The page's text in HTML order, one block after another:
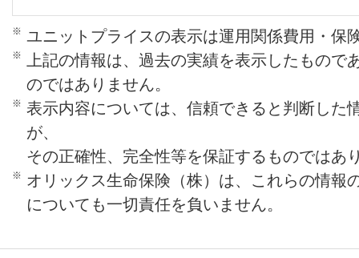
額または一部解約請求額から控除さ
*解約控除対象額は、解約の場合は払込保
約請求額と払込保険料総額のうちいずれか
お、過去に一部解約があった場合はその
相当額から差し引かれます。
この商品にかかる費用の合計額は、「運用
「運用関係費用」）と「年金受取期間中の
額となります。また、特定のお客さまには
※ ユニットプライスの表示は運用関係費用・保
※
上記の情報は、過去の実績を表示したもの
のではありません。
※ 表示内容については、信頼できると判断した
が、
その正確性、完全性等を保証するものではあ
※ オリックス生命保険（株）は、これらの情報
についても一切責任を負いません。